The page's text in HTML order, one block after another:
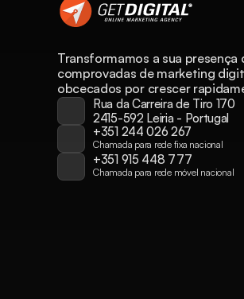
Transformamos a sua
comprovadas de marketing
obcecados por crescer
Rua da Carreira de Tiro 170
2415-592 Leiria - Portugal
+351 244 026 267
Chamada para rede fixa nacional
+351 915 448 777
Chamada para rede móvel nacional